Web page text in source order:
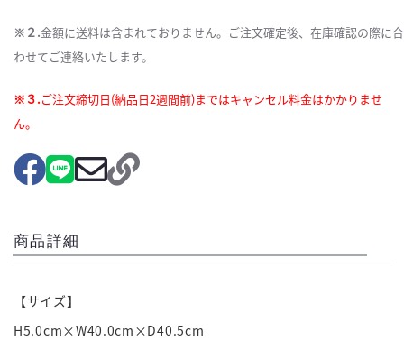
※２.金額に送料は含まれておりません。ご注文確定後、在庫確認の際に合
わせてご連絡いたします。
※３.ご注文締切日(納品日2週間前)まではキャンセル料金はかかりませ
ん。
商品詳細
【サイズ】
H5.0cm×W40.0cm×D40.5cm